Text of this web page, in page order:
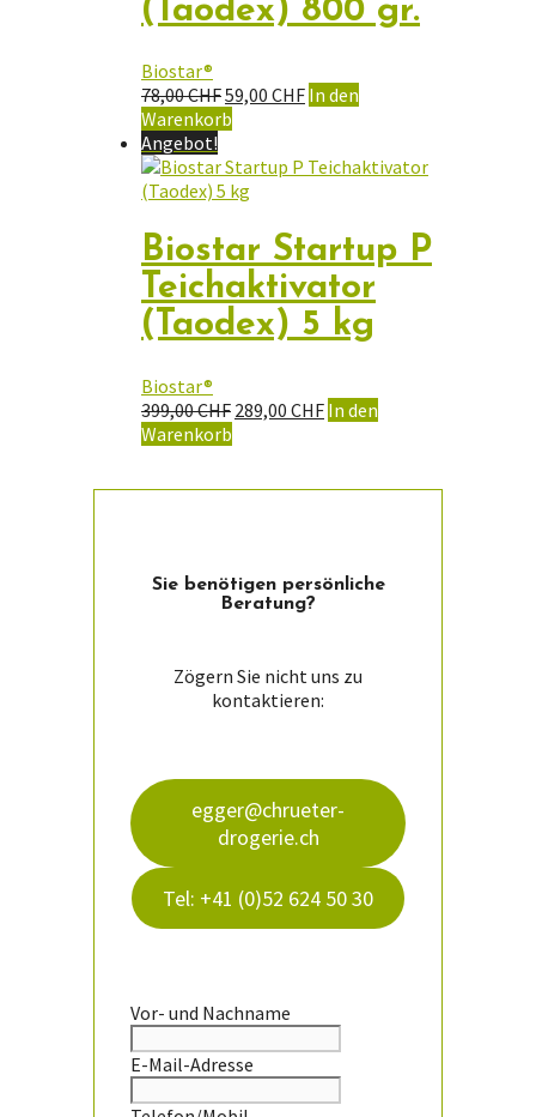
(Taodex) 800 gr.
Biostar®
78,00CHFUrsprünglicher
Preis
78,00 CHF
59,00 CHFAktueller
59,00 CHF.
In den
Warenkorb
Angebot!
Biostar Startup P
Teichaktivator
(Taodex) 5 kg
Biostar®
399,00CHF Ursprünglicher
289,00 CHFAktueller
In den
Warenkorb
Sie ­benötigen persön­liche
Beratung?
Zögern Sie nicht uns zu
kontaktieren:
egger@chrueter-
drogerie.ch
Tel: +41 (0)52 624 50 30
Vor- und Nachname
E-Mail-Adresse